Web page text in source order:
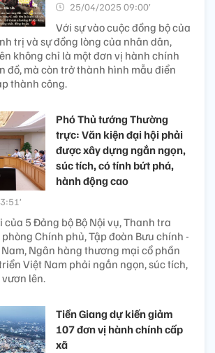
25/04/2025 09:00’
Với sự vào cuộc đồng bộ của
trị và sự đồng lòng của nhân dân,
không chỉ là một đơn vị hành chính
đồ, mà còn trở thành hình mẫu điển
thành công.
Phó Thủ tướng Thường
trực: Văn kiện đại hội phải
được xây dựng ngắn ngọn,
súc tích, có tính bứt phá,
hành động cao
của 5 Đảng bộ Bộ Nội vụ, Thanh tra
Chính phủ, Tập đoàn Bưu chính -
Ngân hàng thương mại cổ phần
Việt Nam phải ngắn ngọn, súc tích,
lên.
Tiền Giang dự kiến giảm
107 đơn vị hành chính cấp
xã